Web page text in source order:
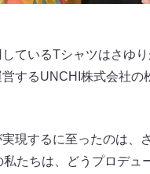
ているTシャツはさゆ
営するUNCHI株式会社
現するに至ったのは、
たちは、どうプロデュ